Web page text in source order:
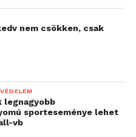
nem csökken, csak
legnagyobb
sporteseménye lehet
vb